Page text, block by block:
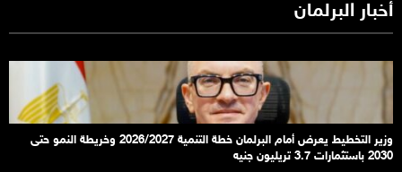
أخبار البرلمان
وزير التخطيط يعرض أمام البرلمان خطة التنمية 2026/2027 وخريطة النمو حتى
2030 باستثمارات 3.7 تريليون جنيه